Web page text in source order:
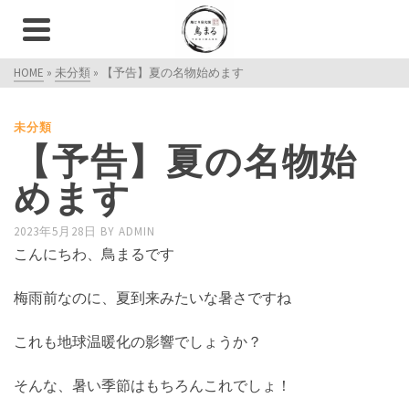
HOME » 未分類 » 【予告】夏の名物始めます
未分類
【予告】夏の名物始
めます
2023年5月28日 BY ADMIN
こんにちわ、鳥まるです
梅雨前なのに、夏到来みたいな暑さですね
これも地球温暖化の影響でしょうか？
そんな、暑い季節はもちろんこれでしょ！